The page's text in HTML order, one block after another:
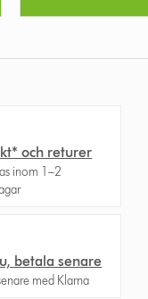
och returer
inom 1–2
betala senare
med Klarna